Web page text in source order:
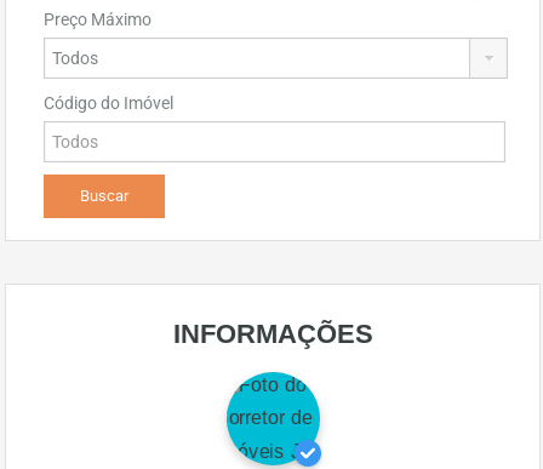
Preço Máximo
Código do Imóvel
INFORMAÇÕES